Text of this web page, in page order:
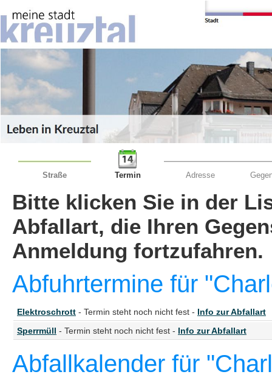
Straße Termin Adresse
Bitte klicken Sie in der
Abfallart, die Ihren
Anmeldung fortzufahren.
Abfuhrtermine für
Elektroschrott - Termin steht noch nicht fest - Info zur Abfallart
Sperrmüll - Termin steht noch nicht fest - Info zur Abfallart
Abfallkalender für